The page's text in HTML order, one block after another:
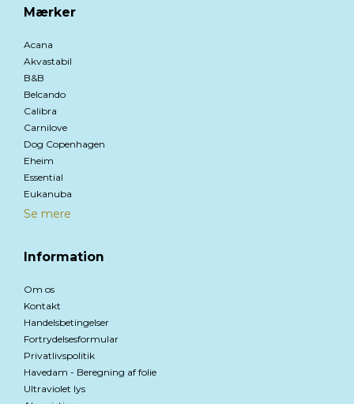
Mærker
Acana
Akvastabil
B&B
Belcando
Calibra
Carnilove
Dog Copenhagen
Eheim
Essential
Eukanuba
Se mere
Information
Om os
Kontakt
Handelsbetingelser
Fortrydelsesformular
Privatlivspolitik
Havedam - Beregning af folie
Ultraviolet lys